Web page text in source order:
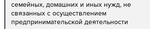
семейных, домашних и иных нужд, не
связанных с осуществлением
предпринимательской деятельности